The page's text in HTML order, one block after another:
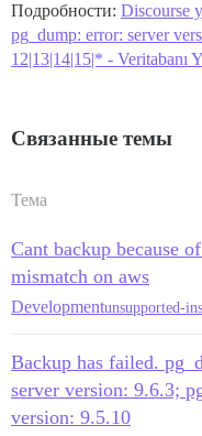
Подробности: Discourse
pg_dump: error: server
12|13|14|15|* - Veritabanı
Связанные темы
Тема
Cant backup because
mismatch on aws
Developmentunsupported-
Backup has failed.
server version: 9.6.3;
version: 9.5.10